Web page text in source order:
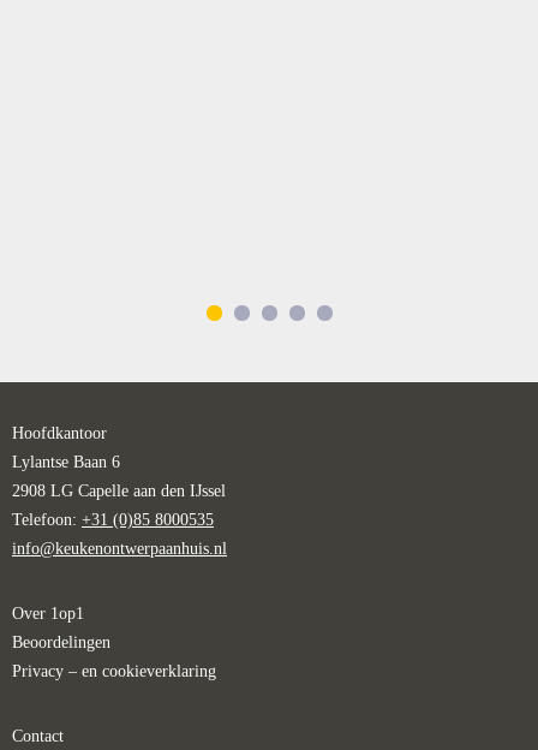
Hoofdkantoor
Lylantse Baan 6
2908 LG Capelle aan den IJssel
Telefoon: +31 (0)85 8000535
info@keukenontwerpaanhuis.nl
Over 1op1
Beoordelingen
Privacy – en cookieverklaring
Contact